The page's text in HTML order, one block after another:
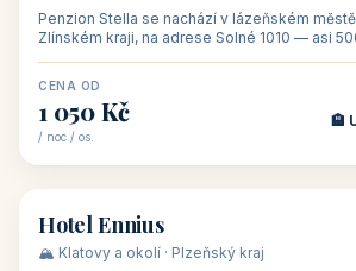
Penzion Stella se nachází v lázeňském
Zlínském kraji, na adrese Solné 1010 — asi
CENA OD
1 050 Kč
/ noc / os.
🏨
🏨 hotel
Hotel Ennius
🏔️ Klatovy a okolí · Plzeňský kraj